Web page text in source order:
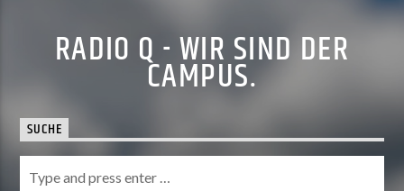
RADIO Q - WIR SIND DER
CAMPUS.
SUCHE